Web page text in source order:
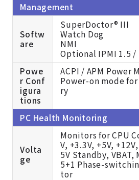
Management
Softw
are
SuperDoctor® III
Watch Dog
NMI
Optional IPMI 1.5 /
Powe
r Conf
igura
tions
ACPI / APM Power
Power-on mode
ry
PC Health Monitoring
Volta
ge
Monitors for CPU
V, +3.3V, +5V,
5V Standby, VBAT,
5+1 Phase-
tor